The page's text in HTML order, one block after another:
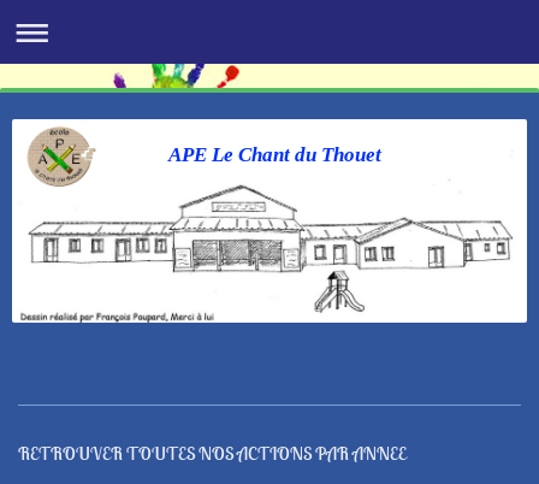
APE Le Chant du Thouet
RETROUVER TOUTES NOS ACTIONS PAR ANNEE